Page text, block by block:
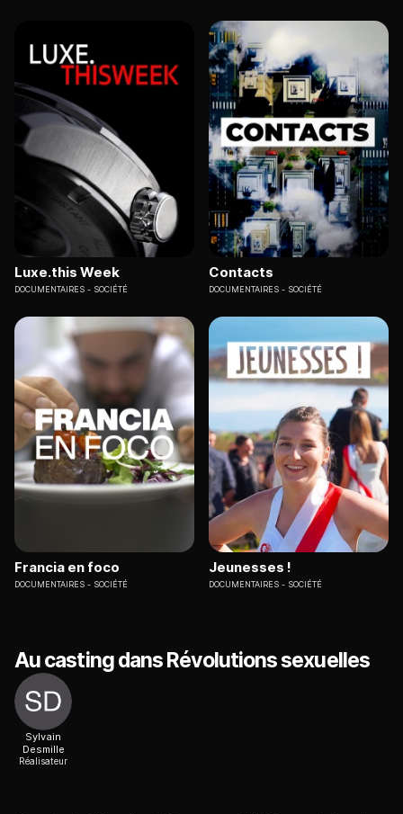
Luxe.this Week
DOCUMENTAIRES SOCIÉTÉ
Contacts
DOCUMENTAIRES SOCIÉTÉ
Francia en foco
DOCUMENTAIRES SOCIÉTÉ
Jeunesses !
DOCUMENTAIRES SOCIÉTÉ
Au casting dans Révolutions sexuelles
Sylvain
Desmille
Réalisateur